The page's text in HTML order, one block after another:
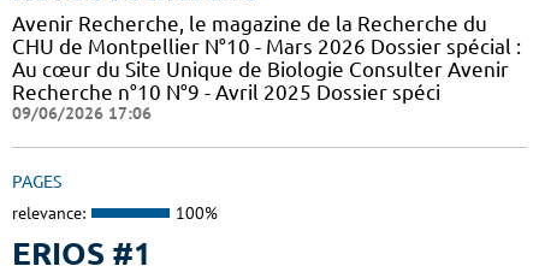
Avenir Recherche, le magazine de la Recherche du
CHU de Montpellier N°10 - Mars 2026 Dossier spécial :
Au cœur du Site Unique de Biologie Consulter Avenir
Recherche n°10 N°9 - Avril 2025 Dossier spéci
09/06/2026 17:06
PAGES
relevance: 100%
ERIOS #1